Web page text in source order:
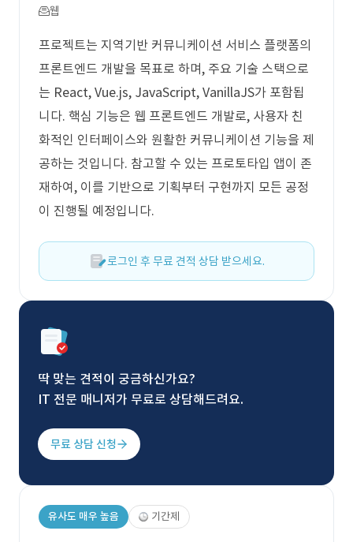
웹
프로젝트는 지역기반 커뮤니케이션 서비스 플랫폼의
프론트엔드 개발을 목표로 하며, 주요 기술 스택으로
는 React, Vue.js, JavaScript, VanillaJS가 포함됩
니다. 핵심 기능은 웹 프론트엔드 개발로, 사용자 친
화적인 인터페이스와 원활한 커뮤니케이션 기능을 제
공하는 것입니다. 참고할 수 있는 프로토타입 앱이 존
재하여, 이를 기반으로 기획부터 구현까지 모든 공정
이 진행될 예정입니다.
로그인 후 무료 견적 상담 받으세요.
딱 맞는 견적이 궁금하신가요?
IT 전문 매니저가 무료로 상담해드려요.
무료 상담 신청
유사도 매우 높음 기간제